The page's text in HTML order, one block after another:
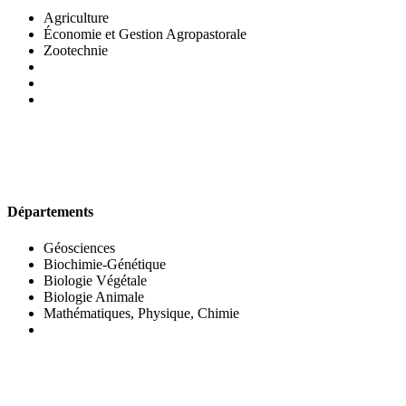
Agriculture
Économie et Gestion Agropastorale
Zootechnie
Départements
Géosciences
Biochimie-Génétique
Biologie Végétale
Biologie Animale
Mathématiques, Physique, Chimie